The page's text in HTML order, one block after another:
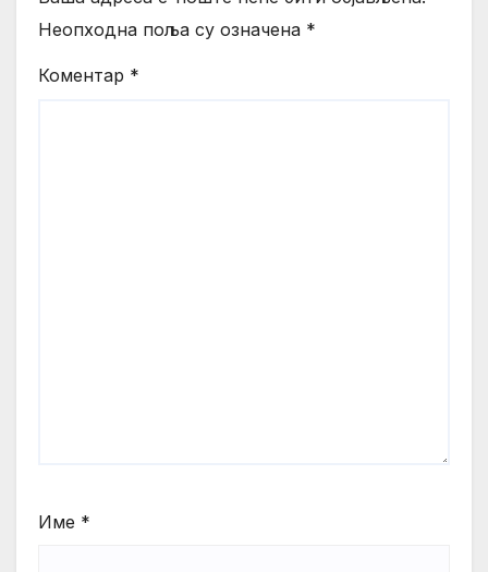
Неопходна поља су означена *
Коментар *
Име *